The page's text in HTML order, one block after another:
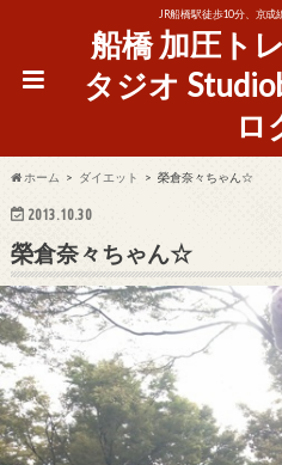
JR船橋駅徒歩10分、京成
船橋 加圧ト
タジオ
ロ
ホーム ダイエット 榮倉奈々ちゃん☆
2013.10.30
榮倉奈々ちゃん☆